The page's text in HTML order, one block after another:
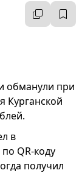
обманули при
Курганской
в
QR-коду
получил